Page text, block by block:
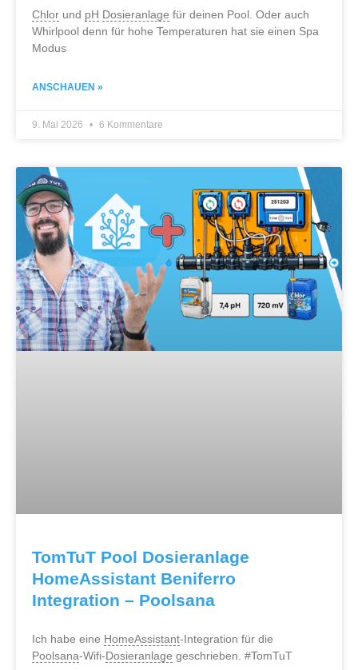
Chlor und pH Dosieranlage für deinen Pool. Oder auch
Whirlpool denn für hohe Temperaturen hat sie einen Spa
Modus
ANSCHAUEN »
9. Mai 2026 6 Kommentare
TomTuT Pool Dosieranlage
HomeAssistant Beniferro
Integration – Poolsana
Ich habe eine HomeAssistant-Integration für die
Poolsana-Wifi-Dosieranlage geschrieben. #TomTuT